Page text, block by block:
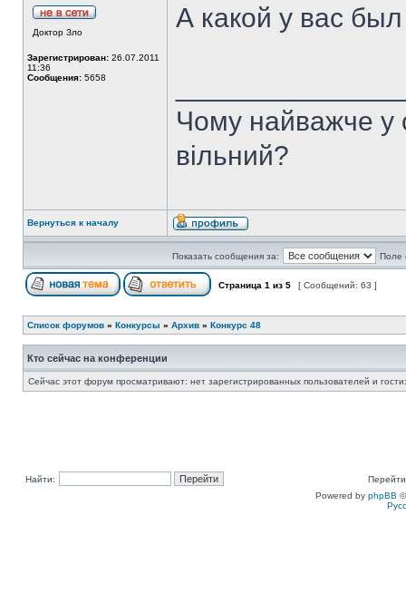
Доктор Зло
Зарегистрирован: 26.07.2011
11:36
Сообщения: 5658
А какой у вас
Чому найважче у
вільний?
Вернуться к началу
Показать сообщения за: Поле
Страница 1 из 5 [ Сообщений: 63 ]
Список форумов » Конкурсы » Архив » Конкурс 48
Кто сейчас на конференции
Сейчас этот форум просматривают: нет зарегистрированных пользователей и
Найти:
Powered by phpBB